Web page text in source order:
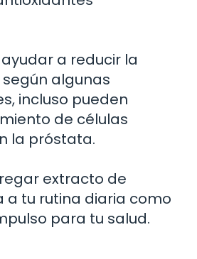
a reducir la
algunas
incluso pueden
de células
la próstata.
extracto de
a tu rutina diaria como
para tu salud.